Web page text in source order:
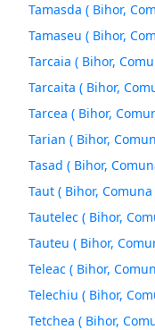
Tamasda ( Bihor,
Tamaseu ( Bihor,
Tarcaia ( Bihor,
Tarcaita ( Bihor,
Tarcea ( Bihor,
Tarian ( Bihor,
Tasad ( Bihor,
Taut ( Bihor,
Tautelec ( Bihor,
Tauteu ( Bihor,
Teleac ( Bihor,
Telechiu ( Bihor,
Tetchea ( Bihor,